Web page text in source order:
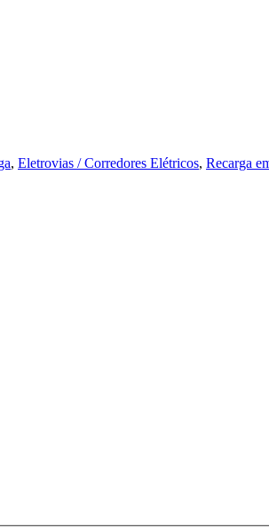
, Eletrovias / Corredores Elétricos, Recarga